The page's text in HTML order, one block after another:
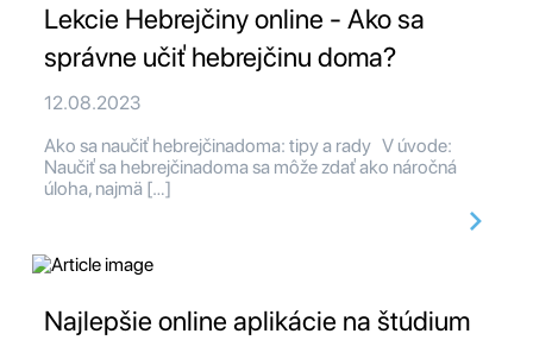
Lekcie Hebrejčiny online - Ako sa
správne učiť hebrejčinu doma?
12.08.2023
Ako sa naučiť hebrejčinadoma: tipy a rady V úvode:
Naučiť sa hebrejčinadoma sa môže zdať ako náročná
úloha, najmä […]
Najlepšie online aplikácie na štúdium